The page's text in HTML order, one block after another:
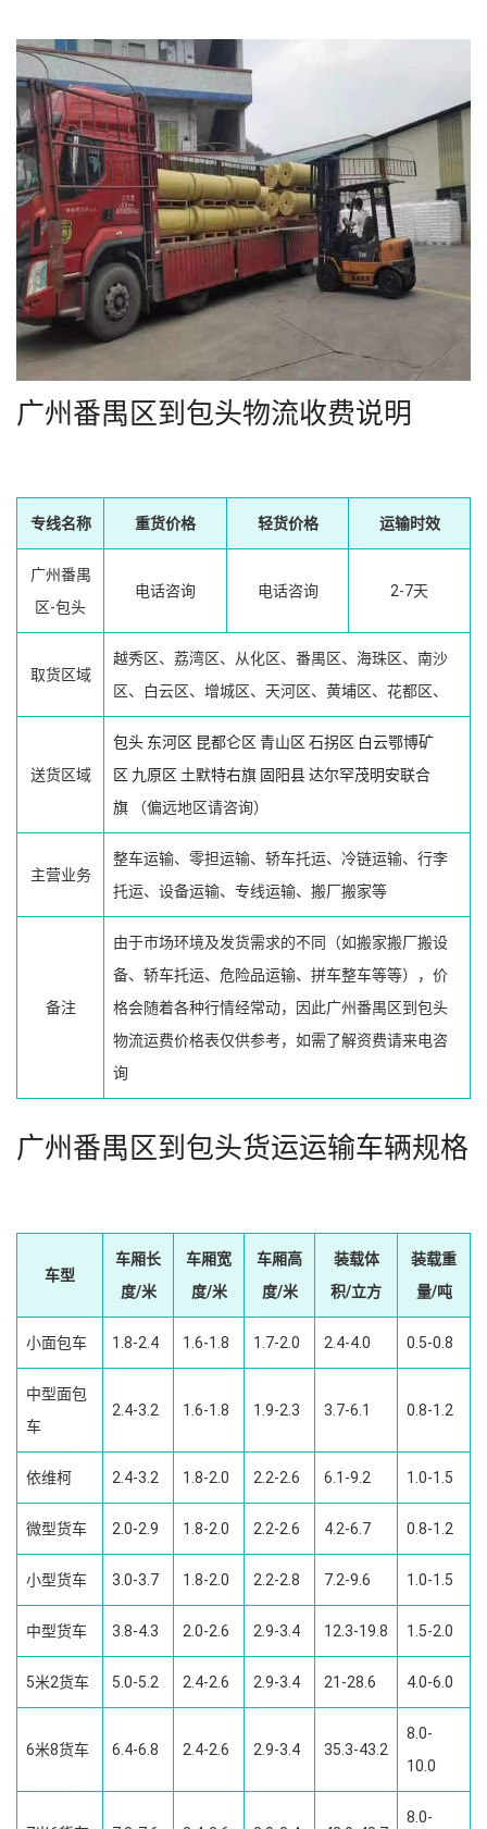
广州番禺区到包头物流收费说明
专线名称 重货价格 轻货价格 运输时效
广州番禺
区-包头
电话咨询 电话咨询 2-7天
取货区域
越秀区、荔湾区、从化区、番禺区、海珠区、南沙
区、白云区、增城区、天河区、黄埔区、花都区、
送货区域
包头 东河区 昆都仑区 青山区 石拐区 白云鄂博矿
区 九原区 土默特右旗 固阳县达尔罕茂明安联合
旗 （偏远地区请咨询）
主营业务
整车运输、零担运输、轿车托运、冷链运输、行李
托运、设备运输、专线运输、搬厂搬家等
备注
由于市场环境及发货需求的不同（如搬家搬厂搬设
备、轿车托运、危险品运输、拼车整车等等），价
格会随着各种行情经常动，因此广州番禺区到包头
物流运费价格表仅供参考，如需了解资费请来电咨
询
广州番禺区到包头货运运输车辆规格
车型
车厢长
度/米
车厢宽
度/米
车厢高
度/米
装载体
积/立方
装载重
量/吨
小面包车 1.8-2.4 1.6-1.8 1.7-2.0 2.4-4.0 0.5-0.8
中型面包
车
2.4-3.2 1.6-1.8 1.9-2.3 3.7-6.1 0.8-1.2
依维柯 2.4-3.2 1.8-2.0 2.2-2.6 6.1-9.2 1.0-1.5
微型货车 2.0-2.9 1.8-2.0 2.2-2.6 4.2-6.7 0.8-1.2
小型货车 3.0-3.7 1.8-2.0 2.2-2.8 7.2-9.6 1.0-1.5
中型货车 3.8-4.3 2.0-2.6 2.9-3.4 12.3-19.8 1.5-2.0
5米2货车 5.0-5.2 2.4-2.6 2.9-3.4 21-28.6 4.0-6.0
6米8货车 6.4-6.8 2.4-2.6 2.9-3.4 35.3-43.2
8.0-
10.0
8.0-